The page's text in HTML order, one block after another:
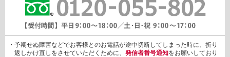
60MSK,JGSFT60MSK,JNSF75XSKF,JGSF75XSKF,JNSF75XSK,
JGSF75XSK,JNSF75HSK,JGSF75HSK,JNSF60XSK,JGSF60XS
K,JNSF60HSK,JGSF60HSK,JNEJT75VCK,JGEJT75VCK,JNEJ60
HKK,JGEJ60HKK,JNEFT75VCK,JGEFT75VCK,JNEF60HKK,JGE
F60HKK
・予期せぬ障害などでお客様とのお電話が途中切断してしまった時に、折り
返しかけ直しをさせていただくために、 発信者番号通知をお願いしており